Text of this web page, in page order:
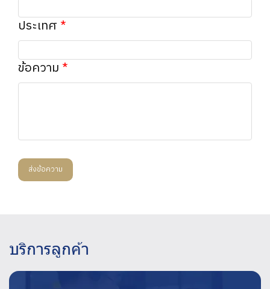
ประเทศ
ข้อความ
ส่งข้อความ
บริการลูกค้า